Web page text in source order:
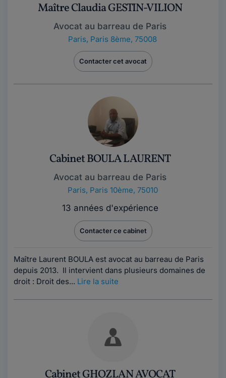
Maître Claudia GESTIN-VILION
Avocat au barreau de Paris
Paris, Paris 8ème, 75008
Contacter cet avocat
Cabinet BOULA LAURENT
Avocat au barreau de Paris
Paris, Paris 10ème, 75010
13 années d'expérience
Contacter ce cabinet
Maître Laurent BOULA est avocat au barreau de Paris
depuis 2013. Il intervient dans plusieurs domaines de
droit : Droit des... Lire la suite
Cabinet GHOZLAN AVOCAT